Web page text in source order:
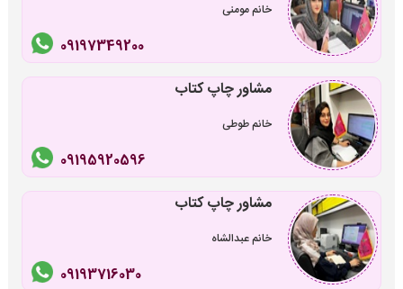
خانم مومنی
09197349200
مشاور چاپ کتاب
خانم طوطی
09195920596
مشاور چاپ کتاب
خانم عبدالشاه
09193716030